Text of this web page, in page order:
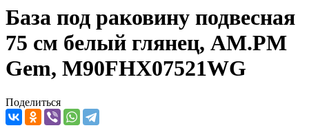
База под раковину подвесная
75 см белый глянец, AM.PM
Gem, M90FHX07521WG
Поделиться